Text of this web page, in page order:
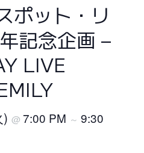
ポット・リ
記念企画 –
LIVE
@ 7:00 PM ～ 9:30